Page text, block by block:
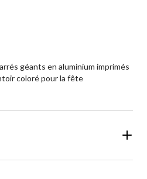
géants en aluminium imprimés
coloré pour la fête